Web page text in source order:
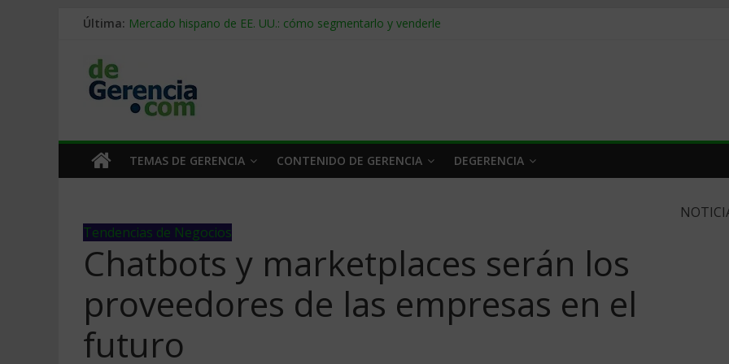
Última: Mercado hispano de EE. UU.: cómo segmentarlo y venderle
IA en selección de personal: cómo auditarla a tiempo
Trabajo forzoso en la cadena de suministro: qué hacer
TEMAS DE GERENCIA CONTENIDO DE GERENCIA DEGERENCIA
Tendencias de Negocios
Chatbots y marketplaces serán los
proveedores de las empresas en el
futuro